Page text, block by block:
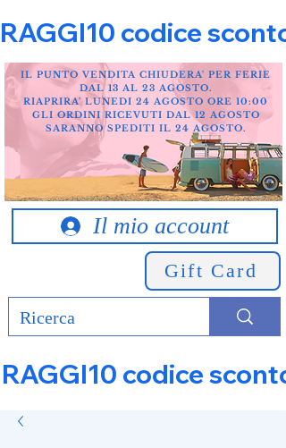
RAGGI10 codice
Il mio account
Gift Card
IL PUNTO VENDITA CHIUDERA' PER FERIE
DAL 13 AL 23 AGOSTO.
RIAPRIRA' LUNEDI 24 AGOSTO ORE 10:00
GLI ORDINI RICEVUTI DAL 12 AGOSTO
SARANNO SPEDITI IL 24 AGOSTO.
RAGGI10 codice